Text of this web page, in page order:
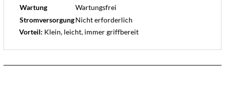
Wartung
Wartungsfrei
StromversorgungNicht erforderlich
Vorteil: Klein, leicht, immer griffbereit